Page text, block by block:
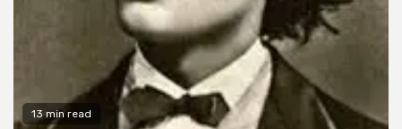
13 min read